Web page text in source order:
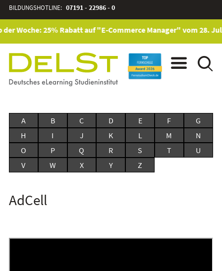
BILDUNGSHOTLINE: 07191 - 22986 - 0
Woche: 25% Rabatt auf "E-Commerce Manager" vom 28.
A B C D E F
G
H
I J K L M
N
O
P Q R S T
U
V
W X Y Z
AdCell